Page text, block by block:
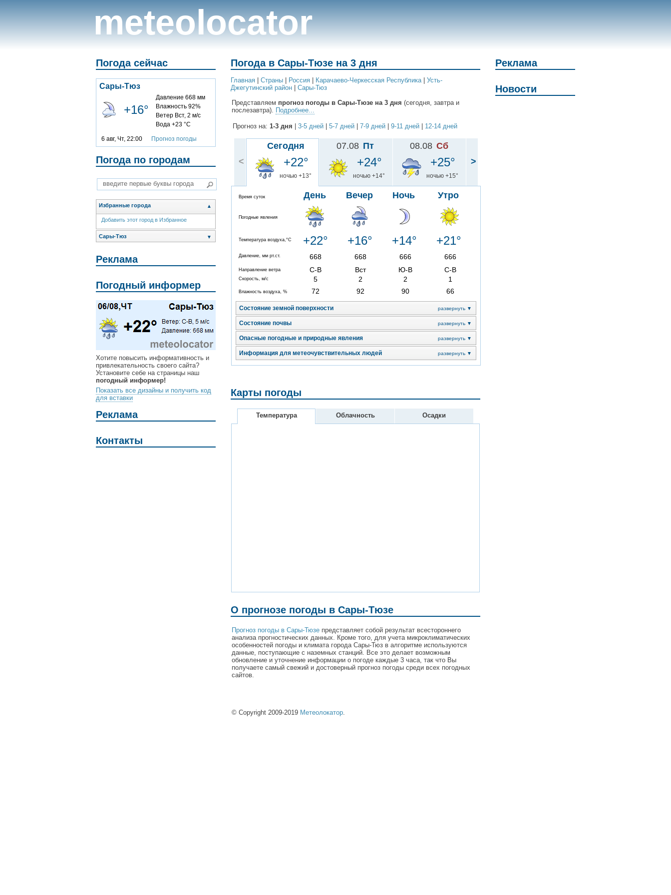
meteolocator
Погода сейчас
Сары-Тюз
+16°
Давление 668 мм
Влажность 92%
Ветер Вст, 2 м/с
Вода +23 °C
6 авг, Чт, 22:00 Прогноз погоды
Погода по городам
Избранные города ▲
Добавить этот город в Избранное
Сары-Тюз ▼
Реклама
Погодный информер
Хотите повысить информативность и
привлекательность своего сайта?
Установите себе на страницы наш
погодный информер!
Показать все дизайны и получить код
для вставки
Реклама
Контакты
Погода в Сары-Тюзе на 3 дня
Главная Cтраны Россия Карачаево-Черкесская Республика| Усть-
Джегутинский район
Сары-Тюз
Представляем прогноз погоды в Сары-Тюзе на 3 дня (сегодня, завтра и
послезавтра). Подробнее...
Прогноз на: 1-3 дня 3-5 дней 5-7 дней 7-9 дней 9-11 дней 12-14 дней
<
Сегодня
+22°
ночью +13°
Время суток День Вечер Ночь Утро
Погодные явления
Температура воздуха,°C +22° +16° +14° +21°
Давление, мм рт.ст. 668 668 666 666
Направление ветра С-В Вст Ю-В С-В
Скорость, м/с 5 2 2 1
Влажность воздуха, % 72 92 90 66
Состояние земной поверхности развернуть ▼
Состояние почвы развернуть ▼
Опасные погодные и природные явления развернуть ▼
Информация для метеочувствительных людей развернуть ▼
07.08 Пт
+24°
ночью +14°
08.08 Сб
+25°
ночью +15°
>
Карты погоды
Температура Облачность Осадки
О прогнозе погоды в Сары-Тюзе
Прогноз погоды в Сары-Тюзе представляет собой результат всестороннего
анализа прогностических данных. Кроме того, для учета микроклиматических
особенностей погоды и климата города Сары-Тюз в алгоритме используются
данные, поступающие с наземных станций. Все это делает возможным
обновление и уточнение информации о погоде каждые 3 часа, так что Вы
получаете самый свежий и достоверный прогноз погоды среди всех погодных
сайтов.
© Copyright 2009-2019 Метеолокатор
Реклама
Новости